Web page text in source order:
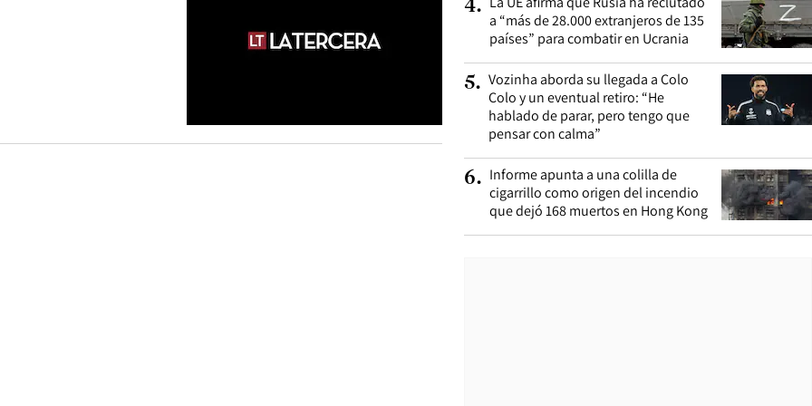
4.
a “más de 28.000 extranjeros de 135
países” para combatir en Ucrania
5. Vozinha aborda su llegada a Colo
Colo y un eventual retiro: “He
hablado de parar, pero tengo que
pensar con calma”
6. Informe apunta a una colilla de
cigarrillo como origen del incendio
que dejó 168 muertos en Hong Kong